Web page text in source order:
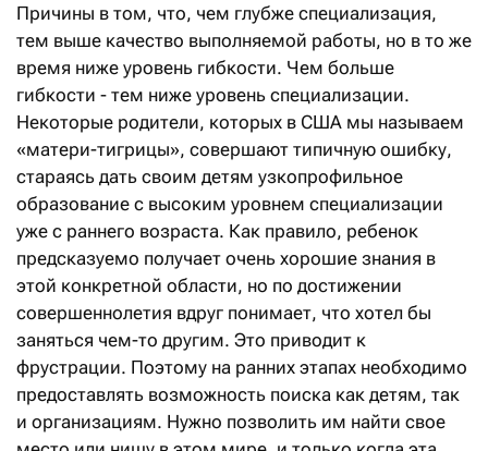
Причины в том, что, чем глубже специализация,
тем выше качество выполняемой работы, но в то же
время ниже уровень гибкости. Чем больше
гибкости - тем ниже уровень специализации.
Некоторые родители, которых в США мы называем
«матери-тигрицы», совершают типичную ошибку,
стараясь дать своим детям узкопрофильное
образование с высоким уровнем специализации
уже с раннего возраста. Как правило, ребенок
предсказуемо получает очень хорошие знания в
этой конкретной области, но по достижении
совершеннолетия вдруг понимает, что хотел бы
заняться чем-то другим. Это приводит к
фрустрации. Поэтому на ранних этапах необходимо
предоставлять возможность поиска как детям, так
и организациям. Нужно позволить им найти свое